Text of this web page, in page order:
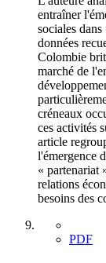
entraîner
sociales
données
Colombie
marché de
créneaux
ces activités
article
l'émergence
« partenariat
relations
besoins des
PDF